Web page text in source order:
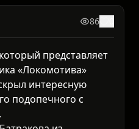
86
представляет
«Локомотива»
интересную
подопечного с